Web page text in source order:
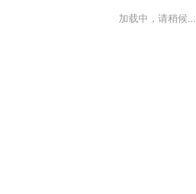
加载中，请稍候...